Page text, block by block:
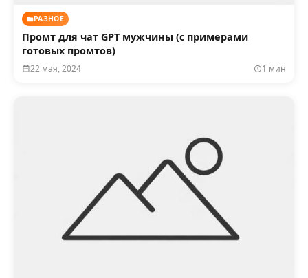
РАЗНОЕ
Промт для чат GPT мужчины (с примерами
готовых промтов)
22 мая, 2024 1 мин